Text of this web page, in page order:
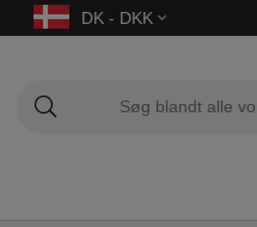
DK - DKK